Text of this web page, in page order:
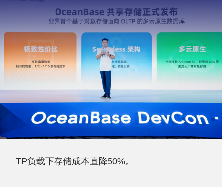
TP负载下存储成本直降50%。